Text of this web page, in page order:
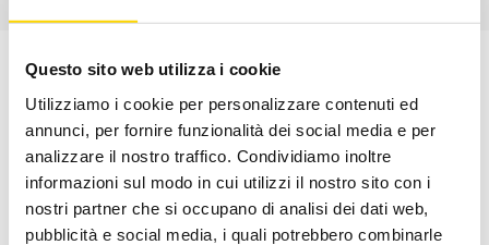
Questo sito web utilizza i cookie
Utilizziamo i cookie per personalizzare contenuti ed
annunci, per fornire funzionalità dei social media e per
analizzare il nostro traffico. Condividiamo inoltre
informazioni sul modo in cui utilizzi il nostro sito con i
nostri partner che si occupano di analisi dei dati web,
pubblicità e social media, i quali potrebbero combinarle